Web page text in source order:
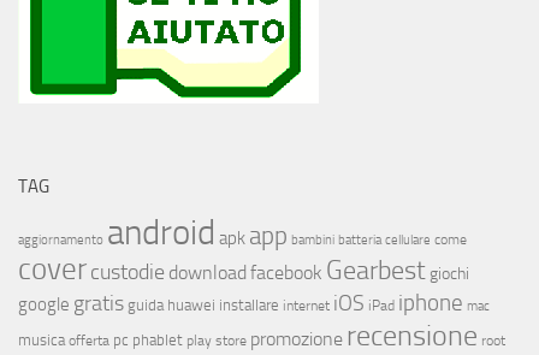
TAG
aggiornamento android apk app bambini batteria cellulare come
covercustodie download facebook Gearbest giochi
google gratis guida huawei installare internet iOS iPad iphone mac
musica offerta pc phablet play store promozione recensione root